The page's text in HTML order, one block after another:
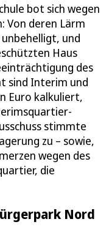
bot sich wegen
Von deren Lärm
unbehelligt, und
Haus
des
sind Interim und
Euro kalkuliert,
stimmte
zu – sowie,
wegen des
die
Nord